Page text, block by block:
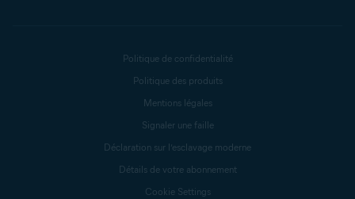
Politique de confidentialité
Politique des produits
Mentions légales
Signaler une faille
Déclaration sur l’esclavage moderne
Détails de votre abonnement
Cookie Settings